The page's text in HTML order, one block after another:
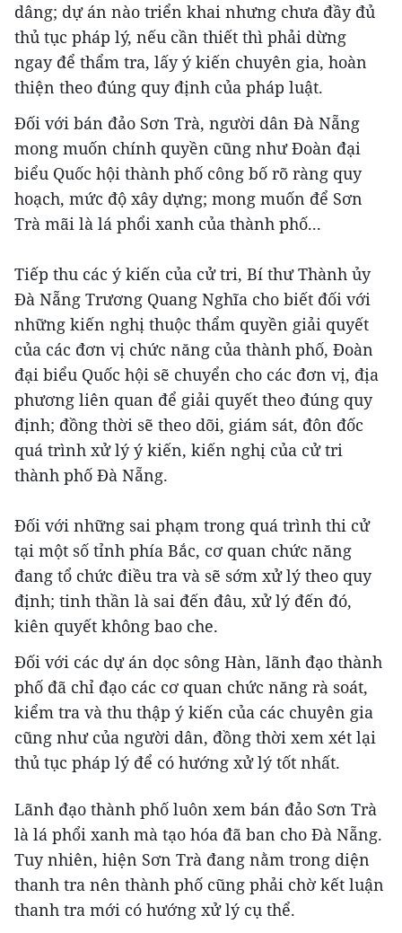
dâng; dự án nào triển khai nhưng chưa đầy đủ
thủ tục pháp lý, nếu cần thiết thì phải dừng
ngay để thẩm tra, lấy ý kiến chuyên gia, hoàn
thiện theo đúng quy định của pháp luật.
Đối với bán đảo Sơn Trà, người dân Đà Nẵng
mong muốn chính quyền cũng như Đoàn đại
biểu Quốc hội thành phố công bố rõ ràng quy
hoạch, mức độ xây dựng; mong muốn để Sơn
Trà mãi là lá phổi xanh của thành phố...
Tiếp thu các ý kiến của cử tri, Bí thư Thành ủy
Đà Nẵng Trương Quang Nghĩa cho biết đối với
những kiến nghị thuộc thẩm quyền giải quyết
của các đơn vị chức năng của thành phố, Đoàn
đại biểu Quốc hội sẽ chuyển cho các đơn vị, địa
phương liên quan để giải quyết theo đúng quy
định; đồng thời sẽ theo dõi, giám sát, đôn đốc
quá trình xử lý ý kiến, kiến nghị của cử tri
thành phố Đà Nẵng.
Đối với những sai phạm trong quá trình thi cử
tại một số tỉnh phía Bắc, cơ quan chức năng
đang tổ chức điều tra và sẽ sớm xử lý theo quy
định; tinh thần là sai đến đâu, xử lý đến đó,
kiên quyết không bao che.
Đối với các dự án dọc sông Hàn, lãnh đạo thành
phố đã chỉ đạo các cơ quan chức năng rà soát,
kiểm tra và thu thập ý kiến của các chuyên gia
cũng như của người dân, đồng thời xem xét lại
thủ tục pháp lý để có hướng xử lý tốt nhất.
Lãnh đạo thành phố luôn xem bán đảo Sơn Trà
là lá phổi xanh mà tạo hóa đã ban cho Đà Nẵng.
Tuy nhiên, hiện Sơn Trà đang nằm trong diện
thanh tra nên thành phố cũng phải chờ kết luận
thanh tra mới có hướng xử lý cụ thể.